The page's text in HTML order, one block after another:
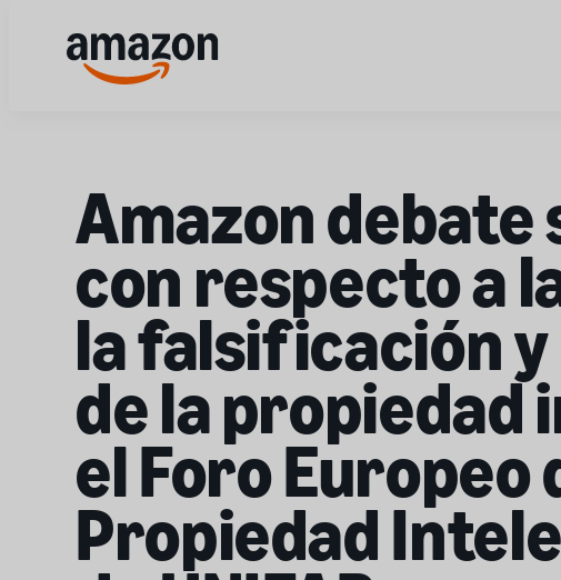
Amazon debate
con respecto a
la falsificación
de la propiedad
el Foro Europeo
Propiedad